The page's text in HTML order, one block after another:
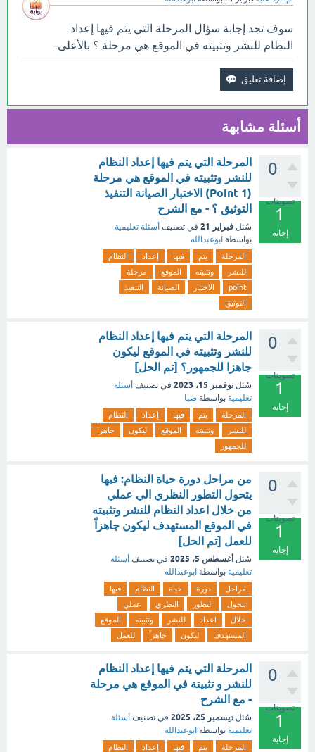
سوف تجد إجابة سؤال المرحلة التي يتم فيها إعداد
النظام للنشر وتثبيته في الموقع هي مرحلة ؟ بالأعلى.
أسئلة مشابهة
0
تصويتات
1
إجابة
المرحلة التي يتم فيها إعداد النظام
للنشر وتثبيته في الموقع هي مرحلة
(1 Point) الاختبار الصيانة التنفيذ
التوثيق ؟ - مع الشرح
سُئل فبراير 21 في تصنيف أسئلة تعليمية
بواسطة ابوعبدالله
المرحلة يتم فيها إعداد
النظام
للنشر
وتثبيته الموقع
مرحلة
point
الاختبار الصيانة
التنفيذ
التوثيق
0
تصويتات
1
إجابة
المرحلة التي يتم فيها إعداد النظام
للنشر وتثبيته في الموقع ليكون
جاهزا للجمهور؟ [تم الحل]
سُئل نوفمبر 15، 2023 في تصنيف أسئلة
تعليمية بواسطة صبا
المرحلة يتم فيها إعداد
النظام
للنشر
وتثبيته الموقع ليكون
جاهزا
للجمهور
0
تصويتات
1
إجابة
من مراحل دورة حياة النظام: فيها
يتحول التطور النظري الي عملي
من خلال اعداد النظام للنشر وتثبيته
في الموقع المستهدف ليكون جاهزاً
للعمل [تم الحل]
سُئل أغسطس 5، 2025 في تصنيف أسئلة
تعليمية بواسطة ابوعبدالله
مراحل دورة حياة النظام
فيها
يتحول
التطور النظري
عملي
خلال
اعداد للنشر وتثبيته
الموقع
المستهدف
ليكون جاهزاً للعمل
0
تصويتات
1
إجابة
المرحلة التي يتم فيها إعداد النظام
للنشر و تثبيتة في الموقع هي مرحلة
- مع الشرح
سُئل ديسمبر 25، 2025 في تصنيف أسئلة
تعليمية بواسطة ابوعبدالله
المرحلة يتم فيها إعداد
النظام